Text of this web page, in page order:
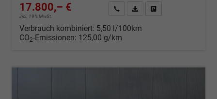
17.800,– €
incl. 19% MwSt.
Wir rufen Sie anFahrzeugexposé (PDF)
Verbrauch kombiniert: 5,50 l/100km
CO2-Emissionen: 125,00 g/km